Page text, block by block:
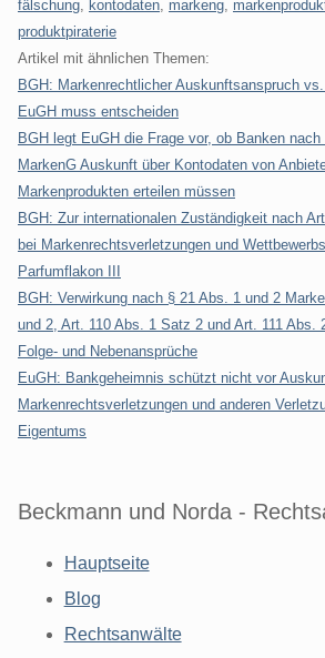
fälschung
kontodaten markeng
produktpiraterie
Artikel mit ähnlichen Themen:
BGH: Markenrechtlicher Auskunftsanspruch
EuGH muss entscheiden
BGH legt EuGH die Frage vor, ob Banken
MarkenG Auskunft über Kontodaten von
Markenprodukten erteilen müssen
BGH: Zur internationalen Zuständigkeit nach
bei Markenrechtsverletzungen und
Parfumflakon III
BGH: Verwirkung nach § 21 Abs. 1 und 2
und 2, Art. 110 Abs. 1 Satz 2 und Art. 111 Abs.
Folge- und Nebenansprüche
EuGH: Bankgeheimnis schützt nicht vor
Markenrechtsverletzungen und anderen
Eigentums
Beckmann und Norda -
Hauptseite
Blog
Rechtsanwälte